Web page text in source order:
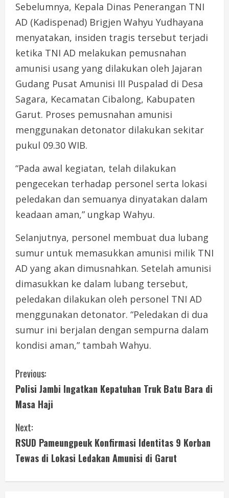
Sebelumnya, Kepala Dinas Penerangan TNI
AD (Kadispenad) Brigjen Wahyu Yudhayana
menyatakan, insiden tragis tersebut terjadi
ketika TNI AD melakukan pemusnahan
amunisi usang yang dilakukan oleh Jajaran
Gudang Pusat Amunisi III Puspalad di Desa
Sagara, Kecamatan Cibalong, Kabupaten
Garut. Proses pemusnahan amunisi
menggunakan detonator dilakukan sekitar
pukul 09.30 WIB.
“Pada awal kegiatan, telah dilakukan
pengecekan terhadap personel serta lokasi
peledakan dan semuanya dinyatakan dalam
keadaan aman,” ungkap Wahyu.
Selanjutnya, personel membuat dua lubang
sumur untuk memasukkan amunisi milik TNI
AD yang akan dimusnahkan. Setelah amunisi
dimasukkan ke dalam lubang tersebut,
peledakan dilakukan oleh personel TNI AD
menggunakan detonator. “Peledakan di dua
sumur ini berjalan dengan sempurna dalam
kondisi aman,” tambah Wahyu.
C
o
n
t
i
n
Previous:
Polisi Jambi Ingatkan Kepatuhan Truk Batu Bara di
Masa Haji
Next:
RSUD Pameungpeuk Konfirmasi Identitas 9 Korban
Tewas di Lokasi Ledakan Amunisi di Garut